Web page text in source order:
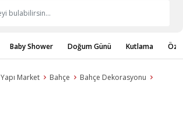
Baby Shower Doğum Günü Kutlama
Market Bahçe
Bahçe Dekorasyonu